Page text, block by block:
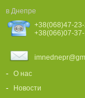
в Днепре
+38(068)47-
+38(066)07-37-
О нас
Новости